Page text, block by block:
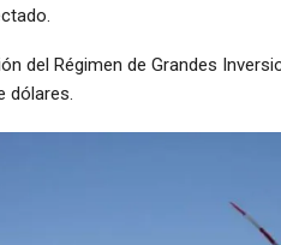
del Régimen de Grandes
dólares.